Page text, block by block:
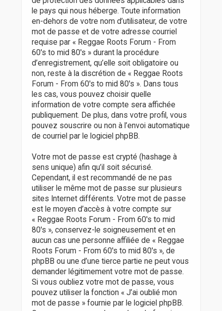
le pays qui nous héberge. Toute information
en-dehors de votre nom d’utilisateur, de votre
mot de passe et de votre adresse courriel
requise par « Reggae Roots Forum - From
60's to mid 80's » durant la procédure
d’enregistrement, qu’elle soit obligatoire ou
non, reste à la discrétion de « Reggae Roots
Forum - From 60's to mid 80's ». Dans tous
les cas, vous pouvez choisir quelle
information de votre compte sera affichée
publiquement. De plus, dans votre profil, vous
pouvez souscrire ou non à l’envoi automatique
de courriel par le logiciel phpBB.
Votre mot de passe est crypté (hashage à
sens unique) afin qu’il soit sécurisé.
Cependant, il est recommandé de ne pas
utiliser le même mot de passe sur plusieurs
sites Internet différents. Votre mot de passe
est le moyen d’accès à votre compte sur
« Reggae Roots Forum - From 60's to mid
80's », conservez-le soigneusement et en
aucun cas une personne affiliée de « Reggae
Roots Forum - From 60's to mid 80's », de
phpBB ou une d’une tierce partie ne peut vous
demander légitimement votre mot de passe.
Si vous oubliez votre mot de passe, vous
pouvez utiliser la fonction « J’ai oublié mon
mot de passe » fournie par le logiciel phpBB.